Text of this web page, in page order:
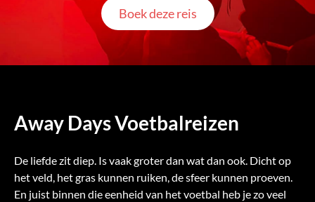
Boek deze reis
Away Days Voetbalreizen
De liefde zit diep. Is vaak groter dan wat dan ook. Dicht op
het veld, het gras kunnen ruiken, de sfeer kunnen proeven.
En juist binnen die eenheid van het voetbal heb je zo veel